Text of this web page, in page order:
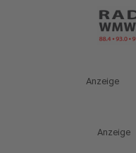
Anzeige
Anzeige